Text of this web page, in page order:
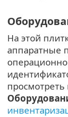
На этой
аппаратные
просмотреть